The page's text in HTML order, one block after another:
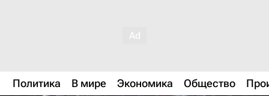
Политика В мире Экономика Общество